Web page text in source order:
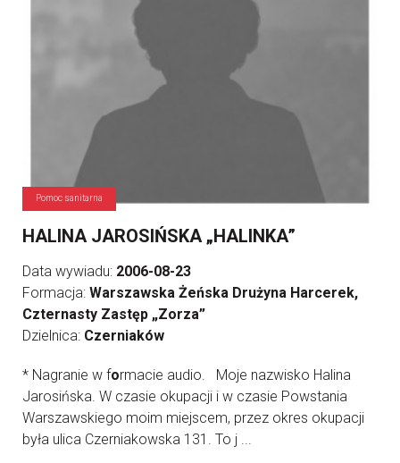
Pomoc sanitarna
HALINA JAROSIŃSKA „HALINKA”
Data wywiadu: 2006-08-23
Formacja: Warszawska Żeńska Drużyna Harcerek,
Czternasty Zastęp „Zorza”
Dzielnica: Czerniaków
* Nagranie w formacie audio. Moje nazwisko Halina
Jarosińska. W czasie okupacji i w czasie Powstania
Warszawskiego moim miejscem, przez okres okupacji
była ulica Czerniakowska 131. To j ...